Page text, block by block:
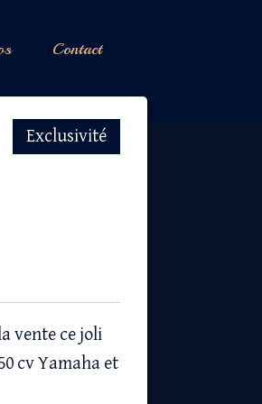
Contact
Exclusivité
vente ce joli
cv Yamaha et